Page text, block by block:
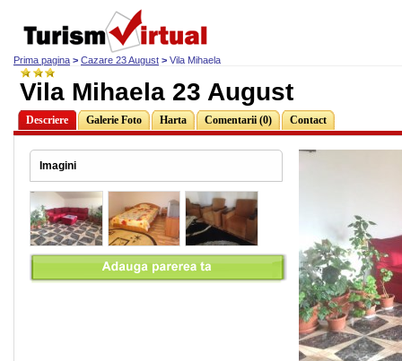
Prima pagina > Cazare 23 August > Vila Mihaela
Vila Mihaela 23 August
Descriere Galerie Foto Harta Comentarii (0) Contact
Imagini